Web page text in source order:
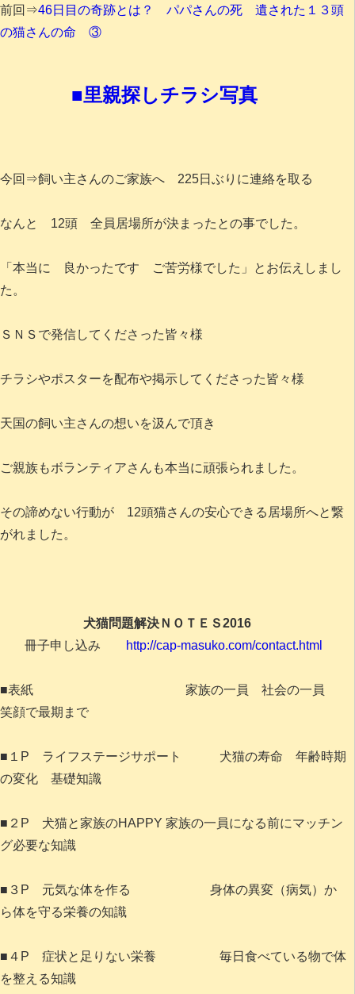
前回⇒46日目の奇跡とは？ パパさんの死 遺された１３頭
の猫さんの命 ③
■里親探しチラシ写真
今回⇒飼い主さんのご家族へ 225日ぶりに連絡を取る
なんと 12頭 全員居場所が決まったとの事でした。
「本当に 良かったです ご苦労様でした」とお伝えしまし
た。
ＳＮＳで発信してくださった皆々様
チラシやポスターを配布や掲示してくださった皆々様
天国の飼い主さんの想いを汲んで頂き
ご親族もボランティアさんも本当に頑張られました。
その諦めない行動が 12頭猫さんの安心できる居場所へと繋
がれました。
犬猫問題解決ＮＯＴＥＳ2016
冊子申し込み
http://cap-masuko.com/contact.html
■表紙 家族の一員 社会の一員
笑顔で最期まで
■１P ライフステージサポート 犬猫の寿命 年齢時期
の変化 基礎知識
■２P 犬猫と家族のHAPPY 家族の一員になる前にマッチン
グ必要な知識
■３P 元気な体を作る 身体の異変（病気）か
ら体を守る栄養の知識
■４P 症状と足りない栄養 毎日食べている物で体
を整える知識